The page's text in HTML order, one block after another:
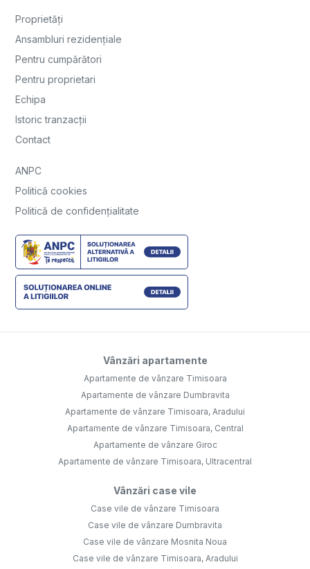
Proprietăți
Ansambluri rezidențiale
Pentru cumpărători
Pentru proprietari
Echipa
Istoric tranzacții
Contact
ANPC
Politică cookies
Politică de confidențialitate
Vânzări apartamente
Apartamente de vânzare Timisoara
Apartamente de vânzare Dumbravita
Apartamente de vânzare Timisoara, Aradului
Apartamente de vânzare Timisoara, Central
Apartamente de vânzare Giroc
Apartamente de vânzare Timisoara, Ultracentral
Vânzări case vile
Case vile de vânzare Timisoara
Case vile de vânzare Dumbravita
Case vile de vânzare Mosnita Noua
Case vile de vânzare Timisoara, Aradului